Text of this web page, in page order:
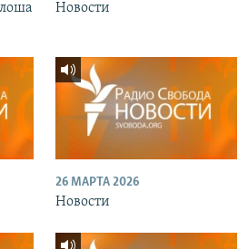
Новости
26 МАРТА 2026
Новости